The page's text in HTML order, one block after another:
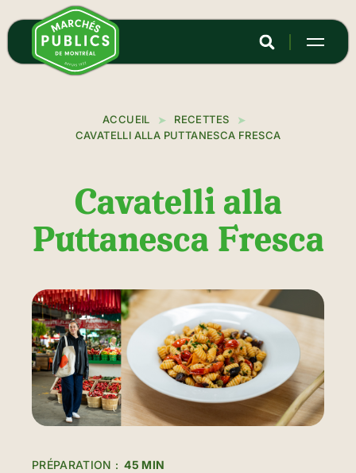
au
contenu
principal
ACCUEIL
RECETTES
CAVATELLI ALLA PUTTANESCA FRESCA
Cavatelli alla
Puttanesca Fresca
PRÉPARATION 45 MIN